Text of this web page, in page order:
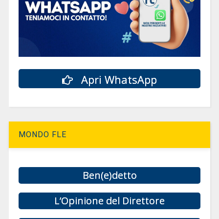
Apri WhatsApp
MONDO FLE
Ben(e)detto
L’Opinione del Direttore